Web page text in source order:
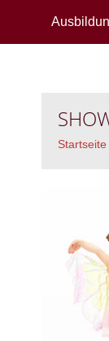
Startseite